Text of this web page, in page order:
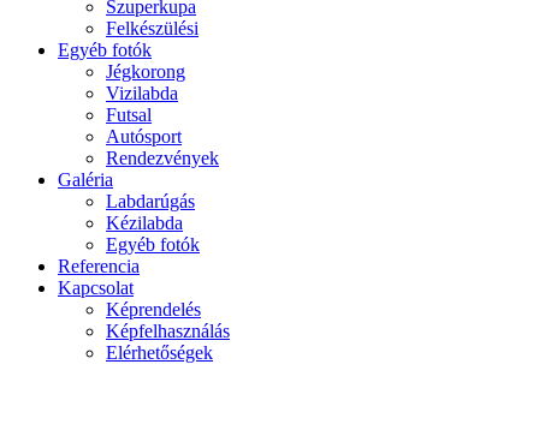
Szuperkupa
Felkészülési
Egyéb fotók
Jégkorong
Vizilabda
Futsal
Autósport
Rendezvények
Galéria
Labdarúgás
Kézilabda
Egyéb fotók
Referencia
Kapcsolat
Képrendelés
Képfelhasználás
Elérhetőségek